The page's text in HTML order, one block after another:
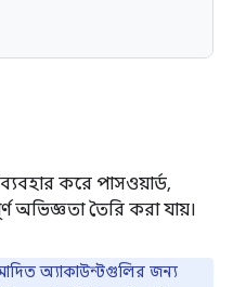
করে পাসওয়ার্ড,
তৈরি করা যায়।
অ্যাকাউন্টগুলির জন্য